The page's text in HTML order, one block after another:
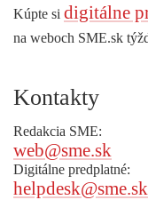
Kúpte si digitálne
na weboch SME.sk
Kontakty
Redakcia SME:
web@sme.sk
Digitálne predplatné:
helpdesk@sme.sk